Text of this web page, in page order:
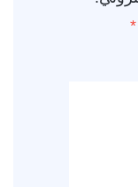
*